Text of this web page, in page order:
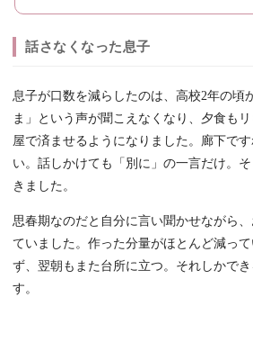
話さなくなった息子
息子が口数を減らしたのは、高校2年の頃
ま」という声が聞こえなくなり、夕食も
屋で済ませるようになりました。廊下で
い。話しかけても「別に」の一言だけ。
きました。
思春期なのだと自分に言い聞かせながら
ていました。作った分量がほとんど減っ
ず、翌朝もまた台所に立つ。それしかで
す。